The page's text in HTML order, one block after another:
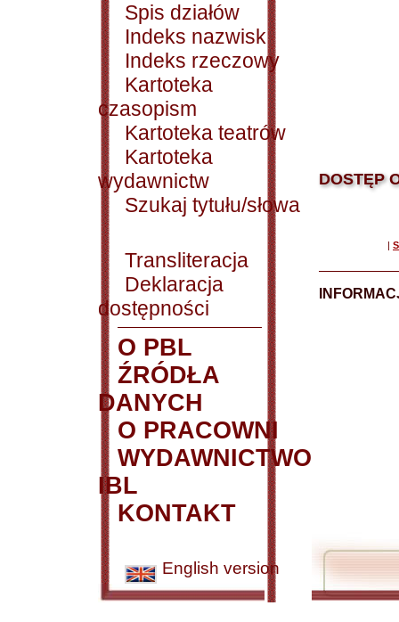
Spis działów
Indeks nazwisk
Indeks rzeczowy
Kartoteka
czasopism
Kartoteka teatrów
Kartoteka
wydawnictw
Szukaj tytułu/słowa
Transliteracja
Deklaracja
dostępności
O PBL
ŹRÓDŁA
DANYCH
O PRACOWNI
WYDAWNICTWO
IBL
KONTAKT
English version
DOSTĘP
|